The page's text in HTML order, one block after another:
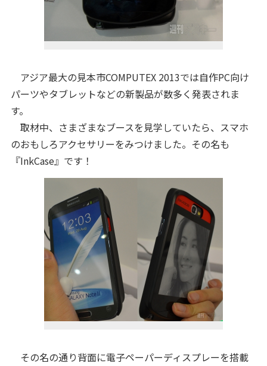
アジア最大の見本市COMPUTEX 2013では自作PC向け
パーツやタブレットなどの新製品が数多く発表されま
す。
取材中、さまざまなブースを見学していたら、スマホ
のおもしろアクセサリーをみつけました。その名も
『InkCase』です！
その名の通り背面に電子ペーパーディスプレーを搭載